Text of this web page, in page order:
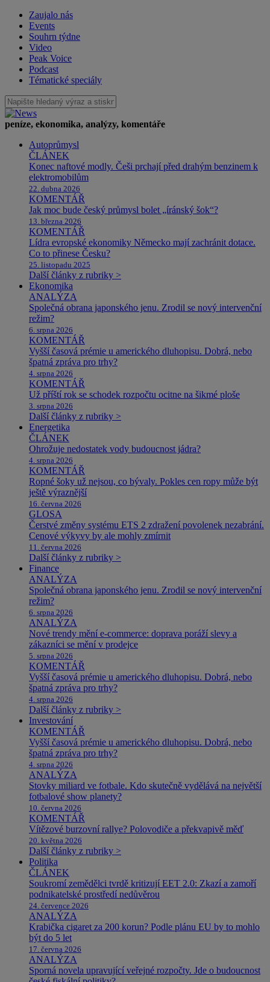
Zaujalo nás
Events
Souhrn týdne
Video
Peak Voice
Podcast
Tématické speciály
peníze, ekonomika, analýzy, komentáře
Autoprůmysl
ČLÁNEK
Konec naftové modly. Češi prchají před drahým benzinem k
elektromobilům
22. dubna 2026
KOMENTÁŘ
Jak moc bude český průmysl bolet „íránský šok“?
13. března 2026
KOMENTÁŘ
Lídra evropské ekonomiky Německo mají zachránit dotace.
Co to přinese Česku?
25. listopadu 2025
Další články z rubriky >
Ekonomika
ANALÝZA
Společná obrana japonského jenu. Zrodil se nový intervenční
režim?
6. srpna 2026
KOMENTÁŘ
Vyšší časová prémie u amerického dluhopisu. Dobrá, nebo
špatná zpráva pro trhy?
4. srpna 2026
KOMENTÁŘ
Už příští rok se schodek rozpočtu ocitne na šikmé ploše
3. srpna 2026
Další články z rubriky >
Energetika
ČLÁNEK
Ohrožuje nedostatek vody budoucnost jádra?
4. srpna 2026
KOMENTÁŘ
Ropné šoky už nejsou, co bývaly. Pokles cen ropy může být
ještě výraznější
16. června 2026
GLOSA
Čerstvé změny systému ETS 2 zdražení povolenek nezabrání.
Cenové výkyvy by ale mohly zmírnit
11. června 2026
Další články z rubriky >
Finance
ANALÝZA
Společná obrana japonského jenu. Zrodil se nový intervenční
režim?
6. srpna 2026
ANALÝZA
Nové trendy mění e-commerce: doprava poráží slevy a
zákazníci se mění v prodejce
5. srpna 2026
KOMENTÁŘ
Vyšší časová prémie u amerického dluhopisu. Dobrá, nebo
špatná zpráva pro trhy?
4. srpna 2026
Další články z rubriky >
Investování
KOMENTÁŘ
Vyšší časová prémie u amerického dluhopisu. Dobrá, nebo
špatná zpráva pro trhy?
4. srpna 2026
ANALÝZA
Stovky miliard ve fotbale. Kdo skutečně vydělává na největší
fotbalové show planety?
10. června 2026
KOMENTÁŘ
Vítězové burzovní rallye? Polovodiče a překvapivě měď
20. května 2026
Další články z rubriky >
Politika
ČLÁNEK
Soukromí zemědělci tvrdě kritizují EET 2.0: Zkazí a zamoří
podnikatelské prostředí nedůvěrou
24. července 2026
ANALÝZA
Krabička cigaret za 200 korun? Podle plánu EU by to mohlo
být do 5 let
17. června 2026
ANALÝZA
Sporná novela upravující veřejné rozpočty. Jde o budoucnost